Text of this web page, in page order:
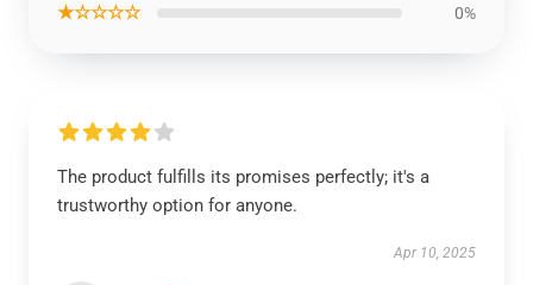
★☆☆☆☆ 0%
The product fulfills its promises perfectly; it's a
trustworthy option for anyone.
Apr 10, 2025